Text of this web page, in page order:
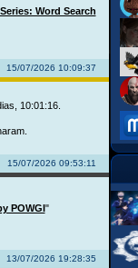
Word Search
15/07/2026 10:09:37
10:01:16.
15/07/2026 09:53:11
POWGI"
13/07/2026 19:28:35